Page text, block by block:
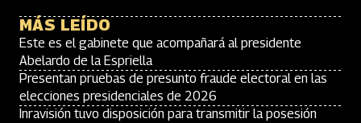
MÁS LEÍDO
Este es el gabinete que acompañará al presidente
Abelardo de la Espriella
Presentan pruebas de presunto fraude electoral en las
elecciones presidenciales de 2026
Inravisión tuvo disposición para transmitir la posesión